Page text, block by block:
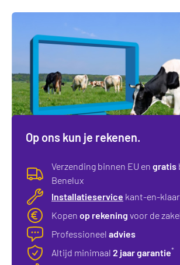
Op ons kun je rekenen.
Verzending binnen EU en gratis
Benelux
Installatieservice kant-en-
Kopen op rekening voor de
Professioneel advies
Altijd minimaal 2 jaar garantie*